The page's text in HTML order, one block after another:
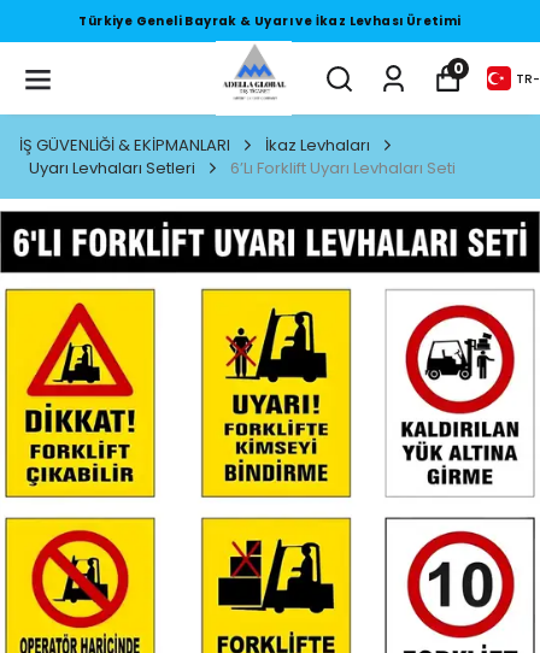
Üretimi Türkiye Geneli Bayrak & Uyarı ve İkaz
0
TR-
İŞ GÜVENLİĞİ & EKİPMANLARI
İkaz Levhaları
Uyarı Levhaları Setleri
6’Lı Forklift Uyarı Levhaları Seti